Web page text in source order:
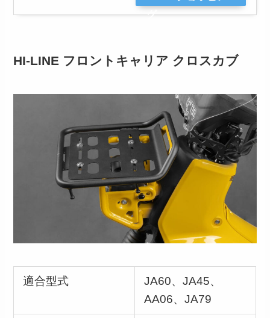
グ
HI-LINE フロントキャリア クロスカブ
適合型式
JA60、JA45、
AA06、JA79